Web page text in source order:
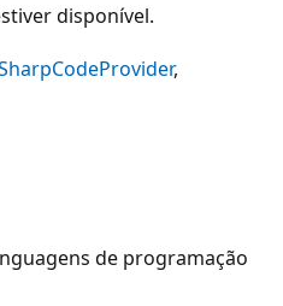
disponível.
,
de programação